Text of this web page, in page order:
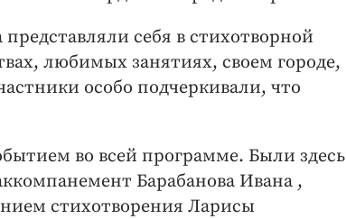
себя в стихотворной
любимых занятиях, своем городе,
особо подчеркивали, что
во всей программе. Были здесь
Барабанова Ивана ,
стихотворения Ларисы